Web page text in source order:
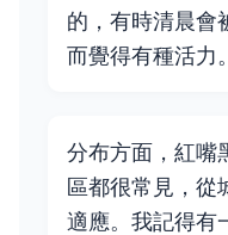
的，有時清晨會
而覺得有種活力。
分布方面，紅嘴
區都很常見，從
適應。我記得有